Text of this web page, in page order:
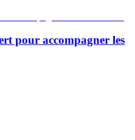
pour accompagner les